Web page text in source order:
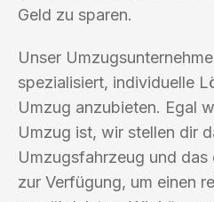
Geld zu sparen.
Unser
spezialisiert, individuelle
Umzug anzubieten. Egal
Umzug ist, wir stellen dir
Umzugsfahrzeug und
zur Verfügung, um einen